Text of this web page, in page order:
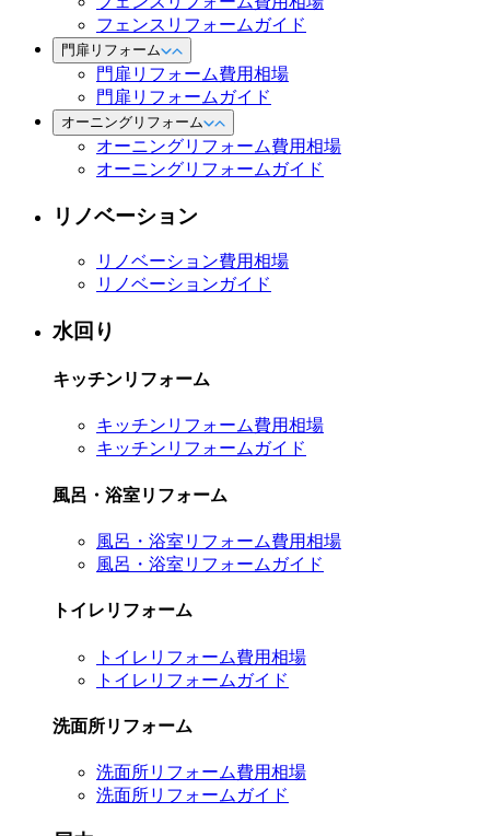
フェンスリフォームガイド
門扉リフォーム
門扉リフォーム費用相場
門扉リフォームガイド
オーニングリフォーム
オーニングリフォーム費用相場
オーニングリフォームガイド
リノベーション
リノベーション費用相場
リノベーションガイド
水回り
キッチンリフォーム
キッチンリフォーム費用相場
キッチンリフォームガイド
風呂・浴室リフォーム
風呂・浴室リフォーム費用相場
風呂・浴室リフォームガイド
トイレリフォーム
トイレリフォーム費用相場
トイレリフォームガイド
洗面所リフォーム
洗面所リフォーム費用相場
洗面所リフォームガイド